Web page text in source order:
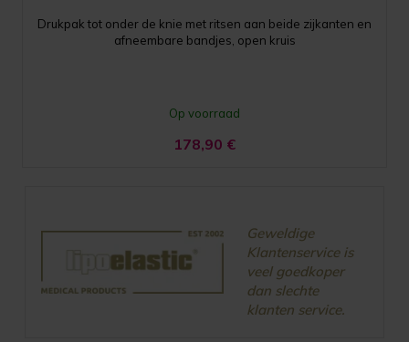
Drukpak tot onder de knie met ritsen aan beide zijkanten en
afneembare bandjes, open kruis
Op voorraad
178,90 €
Geweldige
Klantenservice is
veel goedkoper
dan slechte
klanten service.